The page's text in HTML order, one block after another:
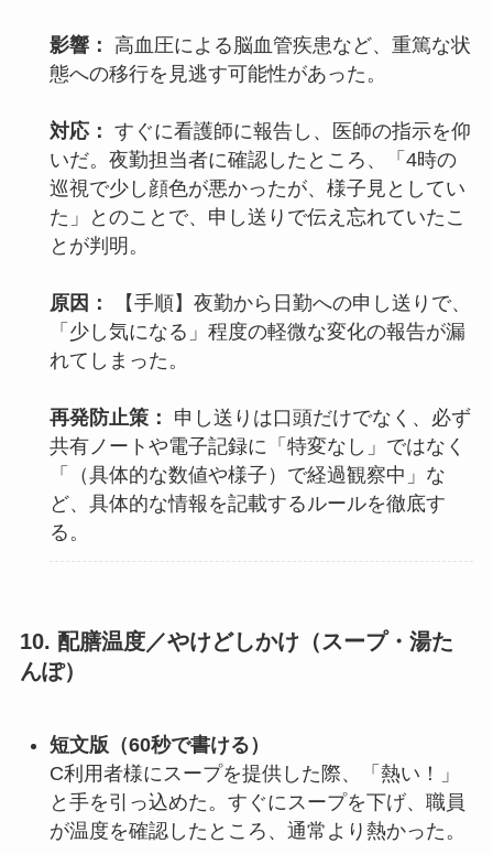
影響：
高血圧による脳血管疾患など、重篤な状
態への移行を見逃す可能性があった。
対応： すぐに看護師に報告し、医師の指示を仰
いだ。夜勤担当者に確認したところ、「4時の
巡視で少し顔色が悪かったが、様子見としてい
た」とのことで、申し送りで伝え忘れていたこ
とが判明。
原因：
【手順】夜勤から日勤への申し送りで、
「少し気になる」程度の軽微な変化の報告が漏
れてしまった。
再発防止策：
申し送りは口頭だけでなく、必ず
共有ノートや電子記録に「特変なし」ではなく
「（具体的な数値や様子）で経過観察中」な
ど、具体的な情報を記載するルールを徹底す
る。
10. 配膳温度／やけどしかけ（スープ・湯た
んぽ）
短文版（60秒で書ける）
C利用者様にスープを提供した際、「熱い！」
と手を引っ込めた。すぐにスープを下げ、職員
が温度を確認したところ、通常より熱かった。